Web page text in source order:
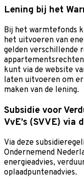
Lening bij het
Bij het warmtefonds
het uitvoeren van
gelden verschillende
kunt via de website
laten uitvoeren om
maken van de lening.
Subsidie voor
VvE’s (SVVE) via
Via deze
Ondernemend
energieadvies,
oplaadpuntenadvies.